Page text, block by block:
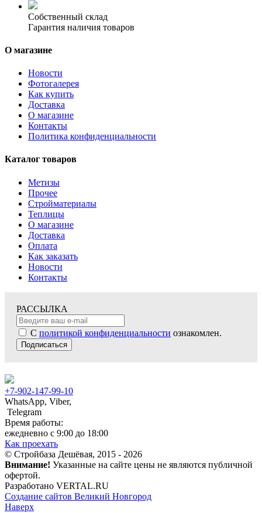
Собственный склад
Гарантия наличия товаров
О магазине
Новости
Фотогалерея
Как купить
Доставка
О магазине
Контакты
Политика конфиденциальности
Каталог товаров
Метизы
Прочее
Стройматериалы
Теплицы
О магазине
Доставка
Оплата
Как заказать
Новости
Контакты
РАССЫЛКА
С политикой конфиденциальности ознакомлен.
Подписаться
+7-902-147-99-10
WhatsApp, Viber,
Telegram
Время работы:
ежедневно с 9:00 до 18:00
Как проехать
© Стройбаза Дешёвая, 2015 - 2026
Внимание! Указанные на сайте цены не являются публичной
офертой.
Разработано VERTAL.RU
Создание сайтов Великий Новгород
Наверх